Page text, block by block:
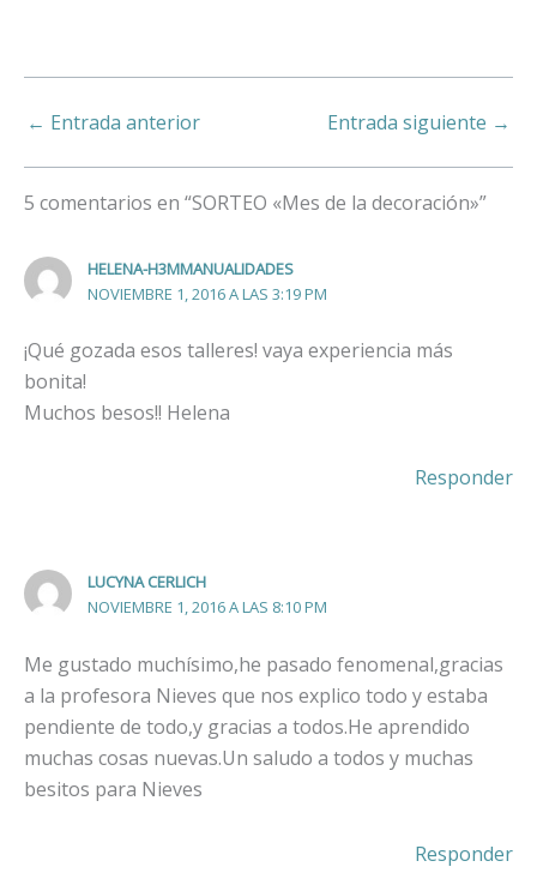
← Entrada anterior Entrada siguiente →
5 comentarios en “SORTEO «Mes de la decoración»”
HELENA-H3MMANUALIDADES
NOVIEMBRE 1, 2016 A LAS 3:19 PM
¡Qué gozada esos talleres! vaya experiencia más
bonita!
Muchos besos!! Helena
Responder
LUCYNA CERLICH
NOVIEMBRE 1, 2016 A LAS 8:10 PM
Me gustado muchísimo,he pasado fenomenal,gracias
a la profesora Nieves que nos explico todo y estaba
pendiente de todo,y gracias a todos.He aprendido
muchas cosas nuevas.Un saludo a todos y muchas
besitos para Nieves
Responder